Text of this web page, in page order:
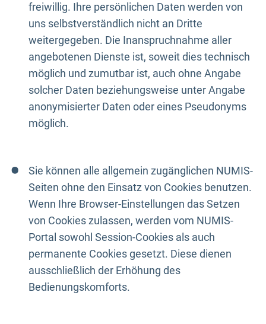
freiwillig. Ihre persönlichen Daten werden von
uns selbstverständlich nicht an Dritte
weitergegeben. Die Inanspruchnahme aller
angebotenen Dienste ist, soweit dies technisch
möglich und zumutbar ist, auch ohne Angabe
solcher Daten beziehungsweise unter Angabe
anonymisierter Daten oder eines Pseudonyms
möglich.
Sie können alle allgemein zugänglichen NUMIS-
Seiten ohne den Einsatz von Cookies benutzen.
Wenn Ihre Browser-Einstellungen das Setzen
von Cookies zulassen, werden vom NUMIS-
Portal sowohl Session-Cookies als auch
permanente Cookies gesetzt. Diese dienen
ausschließlich der Erhöhung des
Bedienungskomforts.